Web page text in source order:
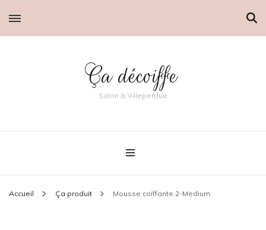
Ça décoiffe
Salon à Villeperdue
Accueil Ça produit Mousse coiffante 2-Medium